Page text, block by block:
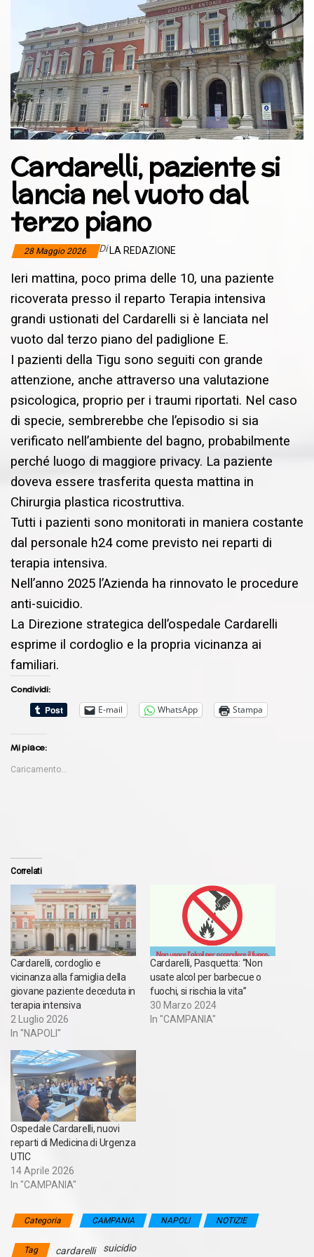
Cardarelli, paziente si
lancia nel vuoto dal
terzo piano
28 Maggio 2026 Di LA REDAZIONE
Ieri mattina, poco prima delle 10, una paziente
ricoverata presso il reparto Terapia intensiva
grandi ustionati del Cardarelli si è lanciata nel
vuoto dal terzo piano del padiglione E.
I pazienti della Tigu sono seguiti con grande
attenzione, anche attraverso una valutazione
psicologica, proprio per i traumi riportati. Nel caso
di specie, sembrerebbe che l’episodio si sia
verificato nell’ambiente del bagno, probabilmente
perché luogo di maggiore privacy. La paziente
doveva essere trasferita questa mattina in
Chirurgia plastica ricostruttiva.
Tutti i pazienti sono monitorati in maniera costante
dal personale h24 come previsto nei reparti di
terapia intensiva.
Nell’anno 2025 l’Azienda ha rinnovato le procedure
anti-suicidio.
La Direzione strategica dell’ospedale Cardarelli
esprime il cordoglio e la propria vicinanza ai
familiari.
Condividi:
E-mail
WhatsApp Stampa
Mi piace:
Caricamento...
Correlati
Cardarelli, cordoglio e
vicinanza alla famiglia della
giovane paziente deceduta in
terapia intensiva
2 Luglio 2026
In "NAPOLI"
Cardarelli, Pasquetta: “Non
usate alcol per barbecue o
fuochi, si rischia la vita”
30 Marzo 2024
In "CAMPANIA"
Ospedale Cardarelli, nuovi
reparti di Medicina di Urgenza
UTIC
14 Aprile 2026
In "CAMPANIA"
Categoria CAMPANIA NAPOLI NOTIZIE
Tag cardarelli suicidio